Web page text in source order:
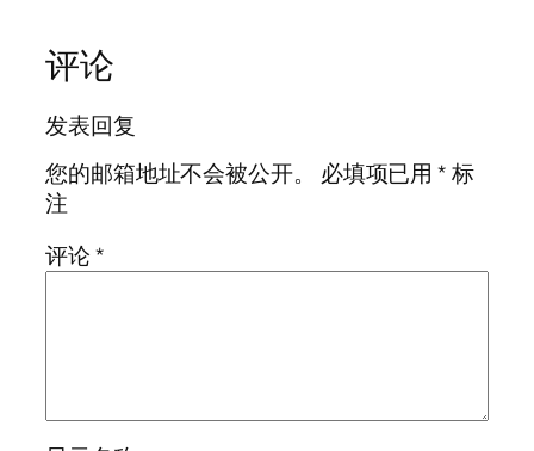
评论
发表回复
您的邮箱地址不会被公开。
必填项已用*标
注
评论*